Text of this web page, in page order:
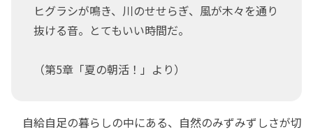
ヒグラシが鳴き、川のせせらぎ、風が木々を通り
抜ける音。とてもいい時間だ。
（第5章「夏の朝活！」より）
自給自足の暮らしの中にある、自然のみずみずしさが切